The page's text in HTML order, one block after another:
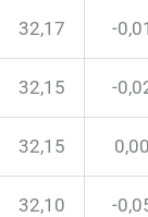
32,17 -
32,15 -
32,15
32,10 -